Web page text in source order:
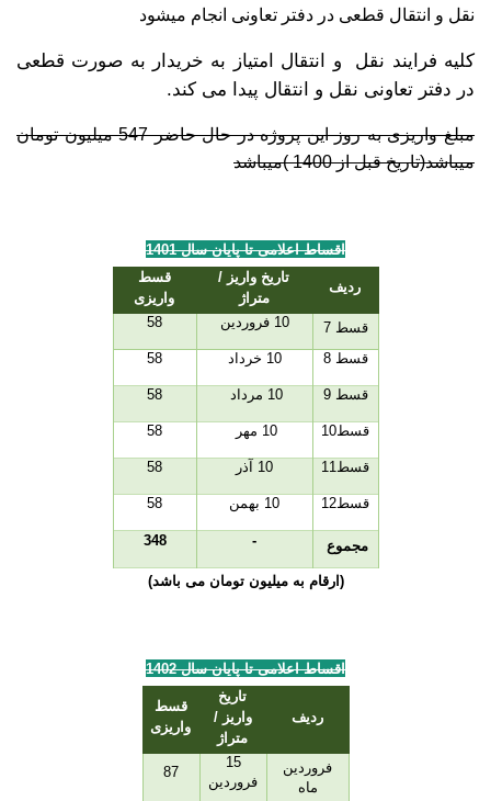
نقل و انتقال قطعی در دفتر تعاونی انجام میشود
کلیه فرایند نقل و انتقال امتیاز به خریدار به صورت قطعی
در دفتر تعاونی نقل و انتقال پیدا می کند.
مبلغ واریزی به روز این پروژه در حال حاضر 547 میلیون تومان
میباشد(تاریخ قبل از 1400 )میباشد
اقساط اعلامی تا پایان سال 1401
ردیف
تاریخ واریز /
متراژ
قسط
واریزی
قسط 7
10 فروردین 58
قسط 8 10 خرداد 58
قسط 9 10 مرداد 58
قسط10 10 مهر 58
قسط11 10 آذر 58
قسط12 10 بهمن 58
مجموع -
348
(ارقام به میلیون تومان می باشد)
اقساط اعلامی تا پایان سال 1402
ردیف
تاریخ
واریز /
متراژ
قسط
واریزی
فروردین
ماه
15
فروردین
87